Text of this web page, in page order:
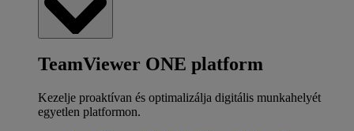
TeamViewer ONE platform
Kezelje proaktívan és optimalizálja digitális munkahelyét
egyetlen platformon.